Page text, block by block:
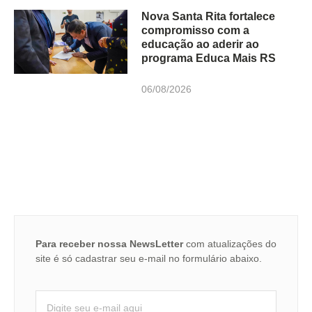
Nova Santa Rita fortalece
compromisso com a
educação ao aderir ao
programa Educa Mais RS
06/08/2026
Para receber nossa NewsLettercom atualizações do
site é só cadastrar seu e-mail no formulário abaixo.